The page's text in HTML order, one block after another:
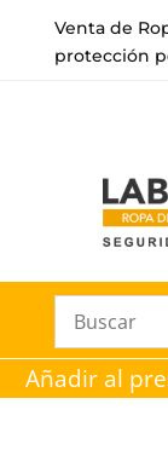
Venta de
protección
Añadir al